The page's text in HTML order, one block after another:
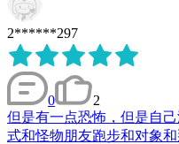
2******297
0
2
但是有一点恐怖，但是自
式和怪物朋友跑步和对象和